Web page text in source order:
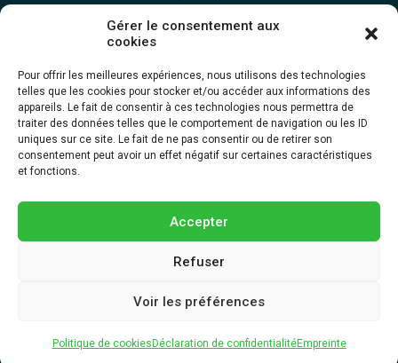
Gérer le consentement aux
cookies
Pour offrir les meilleures expériences, nous utilisons des technologies
telles que les cookies pour stocker et/ou accéder aux informations des
appareils. Le fait de consentir à ces technologies nous permettra de
traiter des données telles que le comportement de navigation ou les ID
uniques sur ce site. Le fait de ne pas consentir ou de retirer son
consentement peut avoir un effet négatif sur certaines caractéristiques
et fonctions.
Accepter
Refuser
Voir les préférences
Politique de cookies Déclaration de confidentialitéEmpreinte
d’EMBLÈME Communication
Avertissement